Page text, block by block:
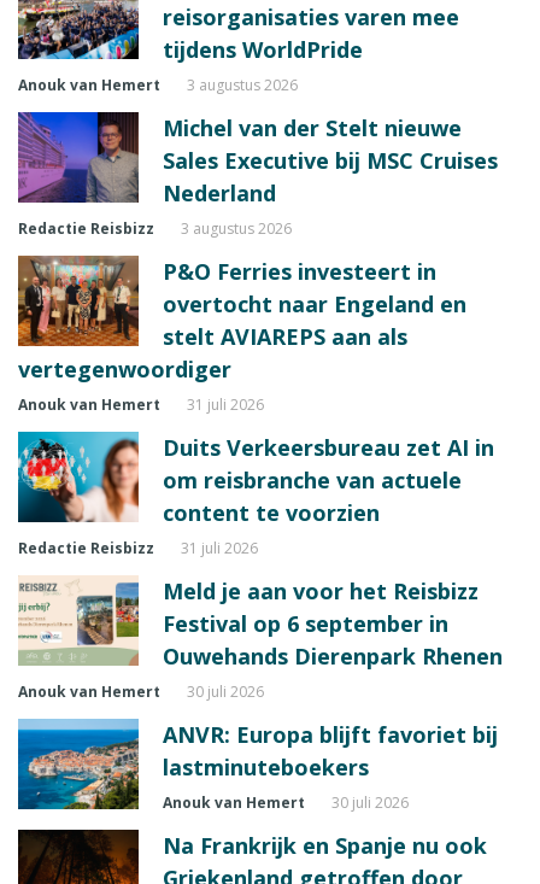
reisorganisaties varen mee
tijdens WorldPride
Anouk van Hemert 3 augustus 2026
Michel van der Stelt nieuwe
Sales Executive bij MSC Cruises
Nederland
Redactie Reisbizz 3 augustus 2026
P&O Ferries investeert in
overtocht naar Engeland en
stelt AVIAREPS aan als
vertegenwoordiger
Anouk van Hemert 31 juli 2026
Duits Verkeersbureau zet AI in
om reisbranche van actuele
content te voorzien
Redactie Reisbizz 31 juli 2026
Meld je aan voor het Reisbizz
Festival op 6 september in
Ouwehands Dierenpark Rhenen
Anouk van Hemert 30 juli 2026
ANVR: Europa blijft favoriet bij
lastminuteboekers
Anouk van Hemert 30 juli 2026
Na Frankrijk en Spanje nu ook
Griekenland getroffen door